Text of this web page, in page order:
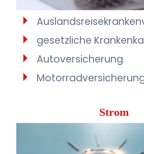
gesetzliche
Autoversicherung
Strom